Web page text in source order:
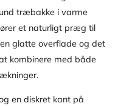
træbakke i varme
et naturligt præg til
glatte overflade og det
kombinere med både
en diskret kant på